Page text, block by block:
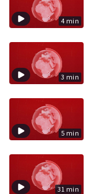
4 min
3 min
5 min
31 min